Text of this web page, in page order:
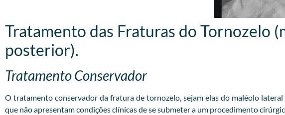
Tratamento das Fraturas do Tornozelo
posterior).
Tratamento Conservador
O tratamento conservador da fratura de tornozelo, sejam elas do maléolo
que não apresentam condições clínicas de se submeter a um procedimento